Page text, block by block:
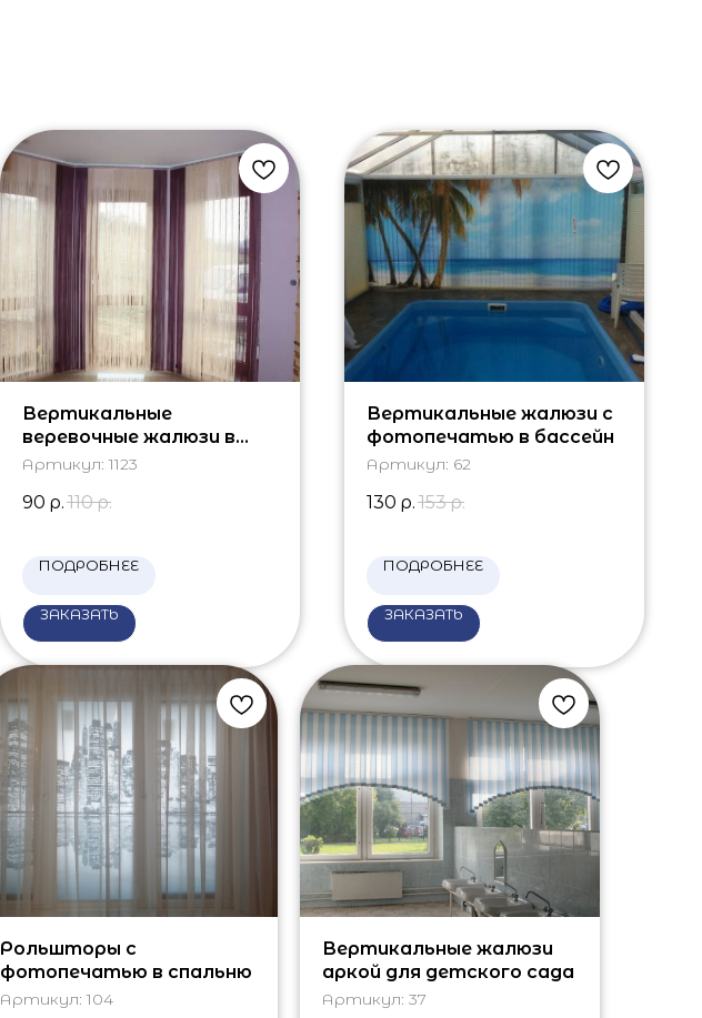
Вертикальные
веревочные жалюзи в
лоджию
Артикул: 1123
90 р. 110 р.
ПОДРОБНЕЕ
ЗАКАЗАТЬ
Вертикальные жалюзи с
фотопечатью в бассейн
Артикул: 62
130 р. 153 р.
ПОДРОБНЕЕ
ЗАКАЗАТЬ
Рольшторы с
фотопечатью в спальню
Артикул: 104
Вертикальные жалюзи
аркой для детского сада
Артикул: 37